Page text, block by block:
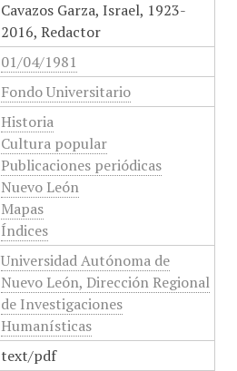
Cavazos Garza, Israel, 1923-
2016, Redactor
01/04/1981
Fondo Universitario
Historia
Cultura popular
Publicaciones periódicas
Nuevo León
Mapas
Índices
Universidad Autónoma de
Nuevo León, Dirección Regional
de Investigaciones
Humanísticas
text/pdf